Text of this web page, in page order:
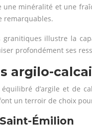
une minéralité et une
remarquables.
granitiques illustre la
profondément ses
argilo-
équilibré d’argile et
un terroir de choix
Émilion